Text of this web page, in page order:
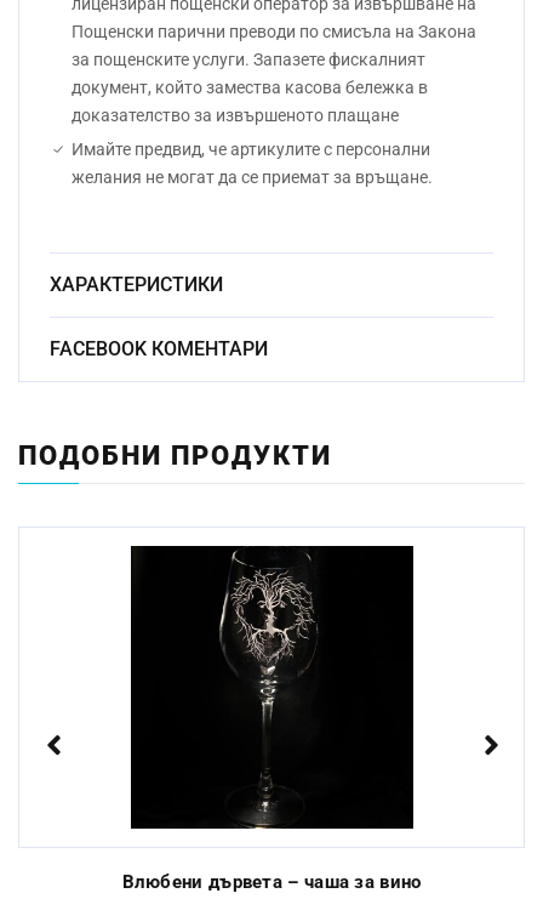
Пощенски парични преводи по смисъла на Закона
за пощенските услуги. Запазете фискалният
документ, който замества касова бележка в
доказателство за извършеното плащане
Имайте предвид, че артикулите с персонални
желания не могат да се приемат за връщане.
ХАРАКТЕРИСТИКИ
Материал:
Размер:
Да
FACEBOOK КОМЕНТАРИ
ПОДОБНИ ПРОДУКТИ
Влюбени дървета – чаша за вино